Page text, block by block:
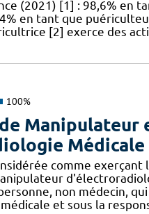
(2021) [1] : 98,6% en
en tant que
[2] exerce des
100%
Manipulateur
Médicale
comme exerçant
non médecin, qui
et sous la